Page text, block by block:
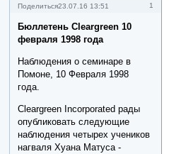
Поделиться 1
23.07.16 13:51
Бюллетень Cleargreen 10
февраля 1998 года
Наблюдения о семинаре в
Помоне, 10 Февраля 1998
года.
Cleargreen Incorporated рады
опубликовать следующие
наблюдения четырех учеников
нагваля Хуана Матуса -